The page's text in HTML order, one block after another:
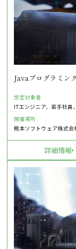
Javaプログラミン
想定対象者
ITエンジニア、若手社員
開催場所
熊本ソフトウェア株式会
詳細情報